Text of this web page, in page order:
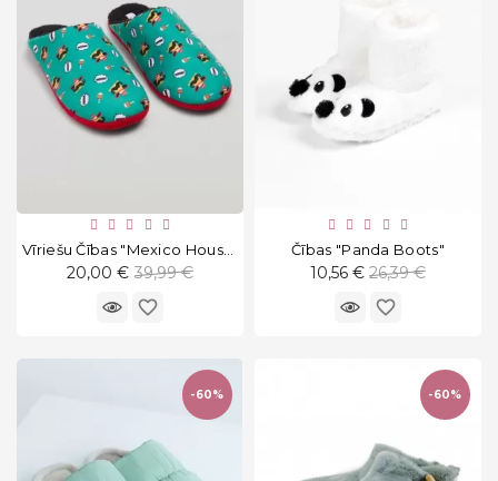
Vīriešu Čības "Mexico House"
20,00 € Standarta
cena
39,99 €
favorite_border
Čības "Panda Boots"
10,56 € Standarta
cena
26,39 €
favorite_border
-60% -60%